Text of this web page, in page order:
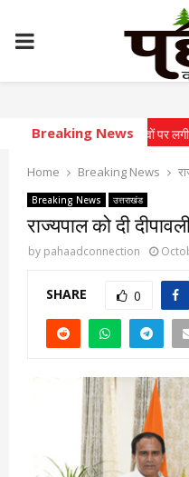
PRIMARY
MENU
Breaking News
बैठक में 15 प्रस्तावों पर लगी मुहर ⇝
Home Breaking News
Breaking News उत्तराखंड
राज्यपाल को दी
by pahaadconnection
SHARE 0